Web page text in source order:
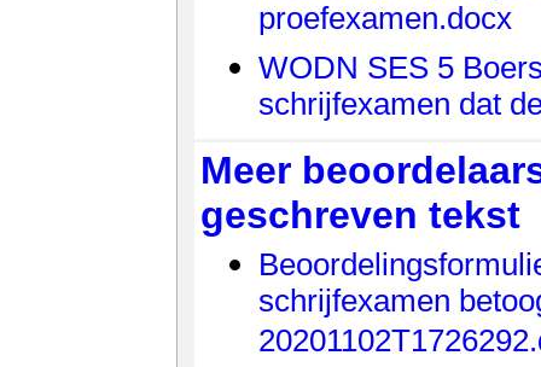
proefexamen.docx
WODN SES 5
schrijfexamen dat
Meer
geschreven tekst
schrijfexamen